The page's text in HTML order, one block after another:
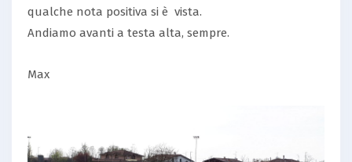
qualche nota positiva si è vista.
Andiamo avanti a testa alta, sempre.
Max